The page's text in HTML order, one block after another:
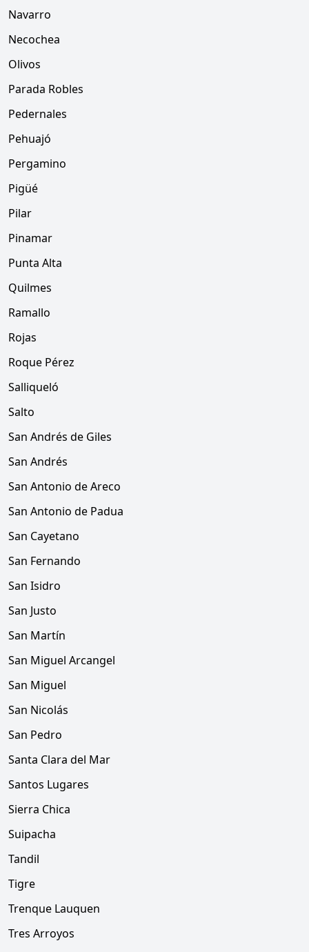
Navarro
Necochea
Olivos
Parada Robles
Pedernales
Pehuajó
Pergamino
Pigüé
Pilar
Pinamar
Punta Alta
Quilmes
Ramallo
Rojas
Roque Pérez
Salliqueló
Salto
San Andrés de Giles
San Andrés
San Antonio de Areco
San Antonio de Padua
San Cayetano
San Fernando
San Isidro
San Justo
San Martín
San Miguel Arcangel
San Miguel
San Nicolás
San Pedro
Santa Clara del Mar
Santos Lugares
Sierra Chica
Suipacha
Tandil
Tigre
Trenque Lauquen
Tres Arroyos